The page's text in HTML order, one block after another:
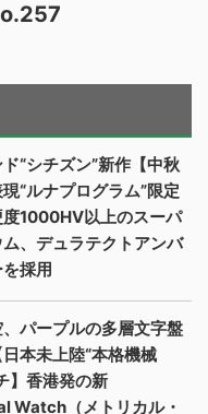
“シチズン”新作【中秋
“ルナプログラム”限定
度1000HV以上のスーパ
、デュラテクトアンバ
採用
、パープルの多層文字盤
本未上陸“本格機械
】香港発の新
Watch（メトリカル・